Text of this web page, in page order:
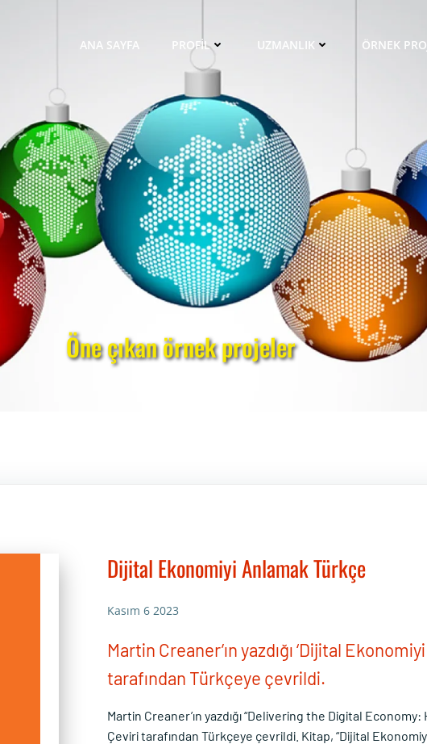
ANA SAYFA PROFİL UZMANLIK ÖRNEK
Öne çıkan örnek projeler
Dijital Ekonomiyi Anlamak Türkçe
Kasım 6 2023
Martin Creaner’ın yazdığı ‘Dijital
tarafından Türkçeye çevrildi.
Martin Creaner’ın yazdığı “Delivering the Digital
Çeviri tarafından Türkçeye çevrildi. Kitap, “Dijital